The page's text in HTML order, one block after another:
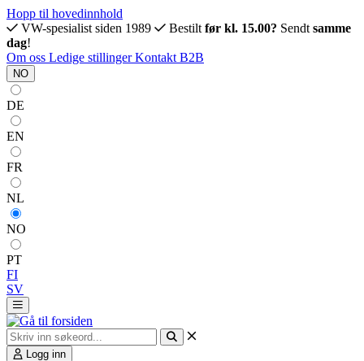
Hopp til hovedinnhold
VW-spesialist siden 1989
Bestilt før kl. 15.00? Sendt samme
dag!
Om oss Ledige stillingerKontakt B2B
NO
DE
EN
FR
NL
NO
PT
FI
SV
Logg inn